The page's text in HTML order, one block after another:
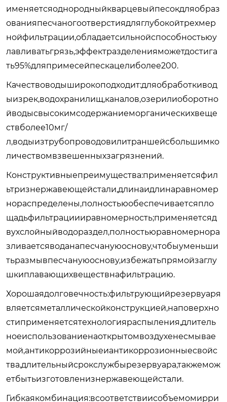
именяетсяоднородныйкварцевыйпесокдляобраз
ованияпесчаногоотверстиядляглубокойтрехмер
нойфильтрации,обладаетсильнойспособностьюу
лавливатьгрязь,эффектразделенияможетдостига
ть95%дляпримесейпескацелиболее200.
Качествоводыширокоподходит:дляобработкивод
ыизрек,водохранилищ,каналов,озерилиоборотно
йводысвысокимсодержаниеморганическихвеще
ствболее10мг/
л,водыизтрубопроводовилитраншейсбольшимко
личествомвзвешенныхзагрязнений.
Конструктивныепреимущества:применяетсяфил
ьтризнержавеющейстали,длинаидлинаравномер
нораспределены,полностьюобеспечиваетсяпло
щадьфильтрациииравномерность;применяетсяд
вухслойныйводораздел,полностьюравномернора
зливаетсяводанапесчануюоснову,чтобыуменьши
тьразмывпесчануюоснову,избежатьпрямойзаглу
шкиплавающихвеществнафильтрацию.
Хорошаядолговечность:фильтрующийрезервуаря
вляетсяметаллическойконструкцией,наповерхно
стиприменяетсятехнологияраспыления,длитель
ноеиспользованиенаоткрытомвоздухенесмывае
мой,антикоррозийныеиантикоррозионныесвойс
тва,длительныйсрокслужбырезервуара,такжемож
етбытьизготовленизнержавеющейстали.
Гибкаякомбинация:всоответствиисобъемомирри